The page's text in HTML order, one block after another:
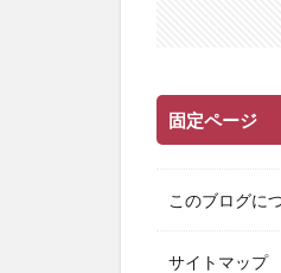
固定ページ
このブログに
サイトマップ